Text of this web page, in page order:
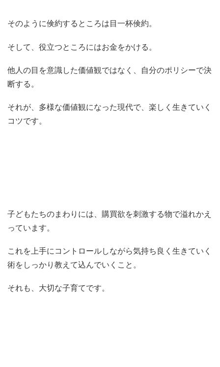
そのように倹約するところは目一杯倹約。
そして、役立つところにはお金をかける。
他人の目を意識した価値観ではなく、自分のポリシーで決
断する。
それが、多様な価値観になった現代で、楽しく生きていく
コツです。
子どもたちのまわりには、購買欲を刺激する物で溢れかえ
っています。
これを上手にコントロールしながら気持ち良く生きていく
術をしっかり教えて込んでいくこと。
それも、大切な子育てです。